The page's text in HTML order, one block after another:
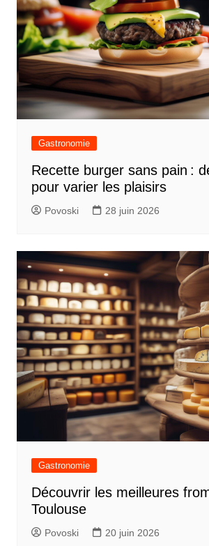
Gastronomie
Recette burger sans pain :
pour varier les plaisirs
Povoski 28 juin 2026
Gastronomie
Découvrir les meilleures
Toulouse
Povoski 20 juin 2026